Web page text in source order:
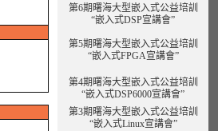
第6期曙海大型嵌入式公益培訓
“嵌入式DSP宣講會”
第5期曙海大型嵌入式公益培訓
“嵌入式FPGA宣講會”
第4期曙海大型嵌入式公益培訓
“嵌入式DSP6000宣講會”
第3期曙海大型嵌入式公益培訓
“嵌入式Linux宣講會”